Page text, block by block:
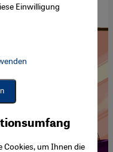
um Ihnen die
Einwilligung
Google Maps Embed,